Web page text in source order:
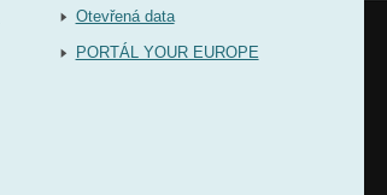
Otevřená data
PORTÁL YOUR EUROPE